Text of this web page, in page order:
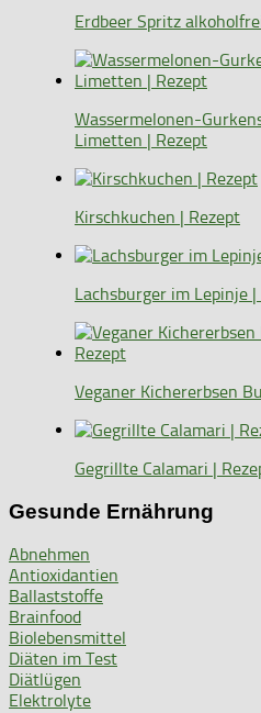
Erdbeer Spritz
Wassermelonen-
Limetten | Rezept
Kirschkuchen | Rezept
Lachsburger im Lepinje |
Veganer Kichererbsen
Gegrillte Calamari |
Gesunde Ernährung
Abnehmen
Antioxidantien
Ballaststoffe
Brainfood
Biolebensmittel
Diäten im Test
Diätlügen
Elektrolyte